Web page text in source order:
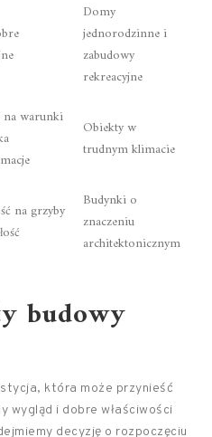
Domy
jednorodzinne i
zabudowy
rekreacyjne
warunki
Obiekty w
trudnym klimacie
na grzyby
Budynki o
znaczeniu
architektonicznym
budowy
która może przynieść
wygląd i dobre właściwości
decyzję o rozpoczęciu